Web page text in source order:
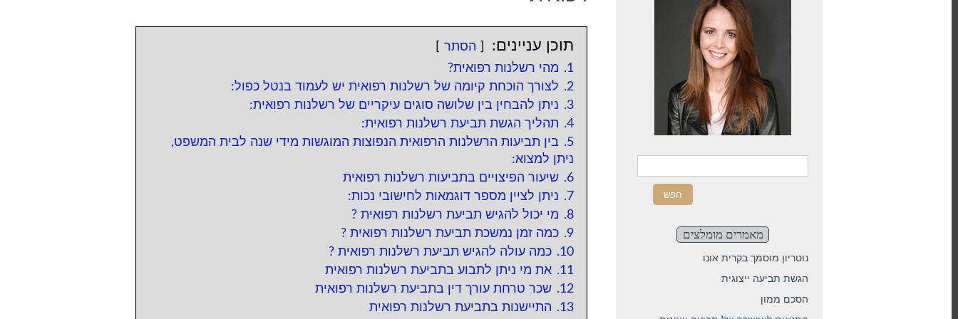
o
k
r
p
p
a
m
תוכן עניינים: הסתר
1.
מהי רשלנות רפואית?
2.
לצורך הוכחת קיומה של רשלנות רפואית יש לעמוד בנטל כפול:
3.
ניתן להבחין בין שלושה סוגים עיקריים של רשלנות רפואית:
4.
תהליך הגשת תביעת רשלנות רפואית:
5.
בין תביעות הרשלנות הרפואית הנפוצות המוגשות מידי שנה לבית המשפט,
ניתן למצוא:
6.
שיעור הפיצויים בתביעות רשלנות רפואית
7.
ניתן לציין מספר דוגמאות לחישובי נכות:
8.
מי יכול להגיש תביעת רשלנות רפואית ?
9.
כמה זמן נמשכת תביעת רשלנות רפואית ?
10.
כמה עולה להגיש תביעת רשלנות רפואית ?
11.
את מי ניתן לתבוע בתביעת רשלנות רפואית
12.
שכר טרחת עורך דין בתביעת רשלנות רפואית
13.
התיישנות בתביעת רשלנות רפואית
מאמרים מומלצים
נוטריון מוסמך בקרית אונו
הגשת תביעה ייצוגית
הסכם ממון